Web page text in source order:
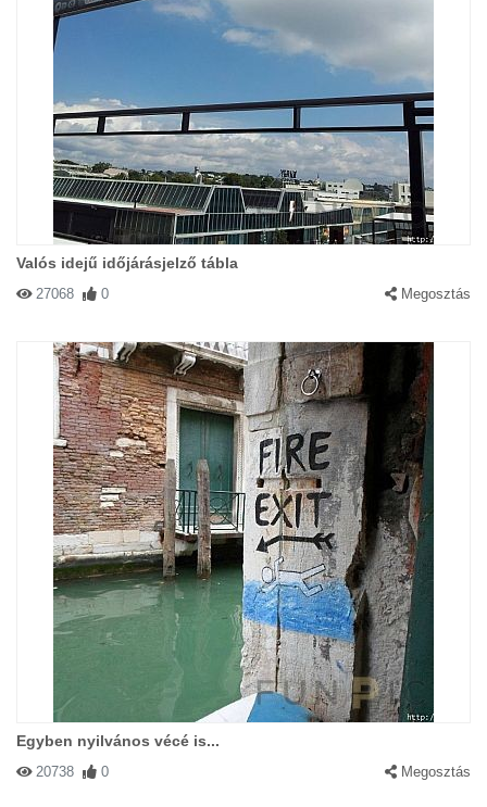
Valós idejű időjárásjelző tábla
27068 0 Megosztás
Egyben nyilvános vécé is...
20738 0 Megosztás